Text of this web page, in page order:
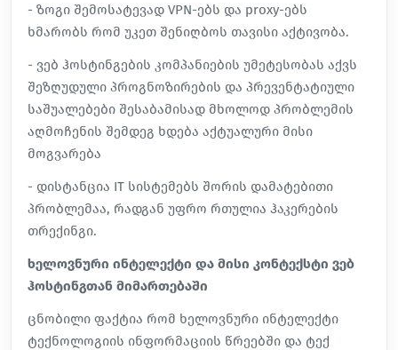
- ზოგი შემოსატევად VPN-ებს და proxy-ებს
ხმარობს რომ უკეთ შენიღბოს თავისი აქტივობა.
- ვებ ჰოსტინგების კომპანიების უმეტესობას აქვს
შეზღუდული პროგნოზირების და პრევენტატიული
საშუალებები შესაბამისად მხოლოდ პრობლემის
აღმოჩენის შემდეგ ხდება აქტუალური მისი
მოგვარება
- დისტანცია IT სისტემებს შორის დამატებითი
პრობლემაა, რადგან უფრო რთულია ჰაკერების
თრექინგი.
ხელოვნური ინტელექტი და მისი კონტექსტი ვებ
ჰოსტინგთან მიმართებაში
ცნობილი ფაქტია რომ ხელოვნური ინტელექტი
ტექნოლოგიის ინფორმაციის წრეებში და ტექ